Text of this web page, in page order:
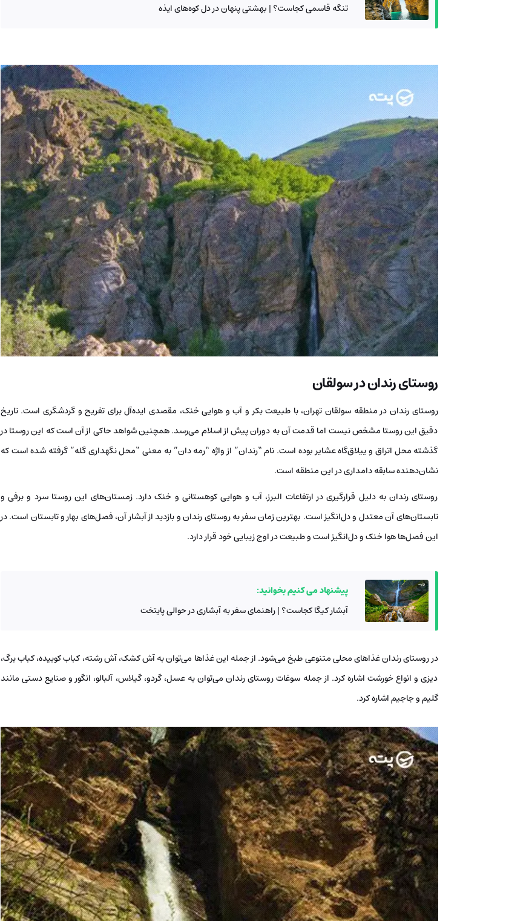
تنگه قاسمی کجاست؟ | بهشتی پنهان در دل کوه‌های ایذه
روستای رندان در سولقان
روستای رندان در منطقه سولقان تهران، با طبیعت بکر و آب و هوایی خنک، مقصدی ایده‌آل برای تفریح و گردشگری است. تاریخ
دقیق این روستا مشخص نیست اما قدمت آن به دوران پیش از اسلام می‌رسد. همچنین شواهد حاکی از آن است که این روستا در
گذشته محل اتراق و ییلاق‌گاه عشایر بوده است. نام “رندان” از واژه “رمه دان” به معنی “محل نگهداری گله” گرفته شده است که
نشان‌دهنده سابقه دامداری در این منطقه است.
روستای رندان به دلیل قرارگیری در ارتفاعات البرز، آب و هوایی کوهستانی و خنک دارد. زمستان‌های این روستا سرد و برفی و
تابستان‌های آن معتدل و دل‌انگیز است. بهترین زمان سفر به روستای رندان و بازدید از آبشار آن، فصل‌های بهار و تابستان است. در
این فصل‌ها هوا خنک و دل‌انگیز است و طبیعت در اوج زیبایی خود قرار دارد.
پیشنهاد می کنیم بخوانید:
آبشار کیگا کجاست؟ | راهنمای سفر به آبشاری در حوالی پایتخت
در روستای رندان غذاهای محلی متنوعی طبخ می‌شود. از جمله این غذاها می‌توان به آش کشک، آش رشته، کباب کوبیده، کباب برگ،
دیزی و انواع خورشت اشاره کرد. از جمله سوغات روستای رندان می‌توان به عسل، گردو، گیلاس، آلبالو، انگور و صنایع دستی مانند
گلیم و جاجیم اشاره کرد.